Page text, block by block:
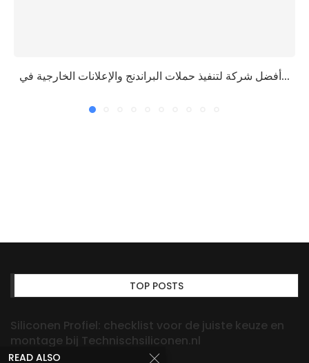
أفضل شركة لتنفيذ حملات البراندنج والإعلانات الخارجية في...
TOP POSTS
Siliconen Profiel: checklist voor de juiste keuze en
montage bij Technischsiliconen.nl
READ ALSO